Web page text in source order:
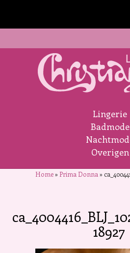
Lingerie
Badmode
Overigen
Home»Prima Donna »
18927